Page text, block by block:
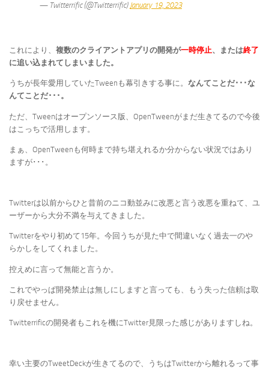
— Twitterrific (@Twitterrific) January 19, 2023
これにより、 複数のクライアントアプリの開発が一時停止、または終了
に追い込まれてしまいました。
うちが長年愛用していたTweenも幕引きする事に。 なんてことだ･･･な
んてことだ･･･。
ただ、Tweenはオープンソース版、OpenTweenがまだ生きてるので今後
はこっちで活用します。
まぁ、OpenTweenも何時まで持ち堪えれるか分からない状況ではあり
ますが･･･。
Twitterは以前からひと昔前のニコ動並みに改悪と言う改悪を重ねて、ユ
ーザーから大分不満を与えてきました。
Twitterをやり初めて15年。今回うちが見た中で間違いなく過去一のや
らかしをしてくれました。
控えめに言って無能と言うか。
これでやっぱ開発禁止は無しにしますと言っても、もう失った信頼は取
り戻せません。
Twitterrificの開発者もこれを機にTwitter見限った感じがありますしね。
幸い主要のTweetDeckが生きてるので、うちはTwitterから離れるって事